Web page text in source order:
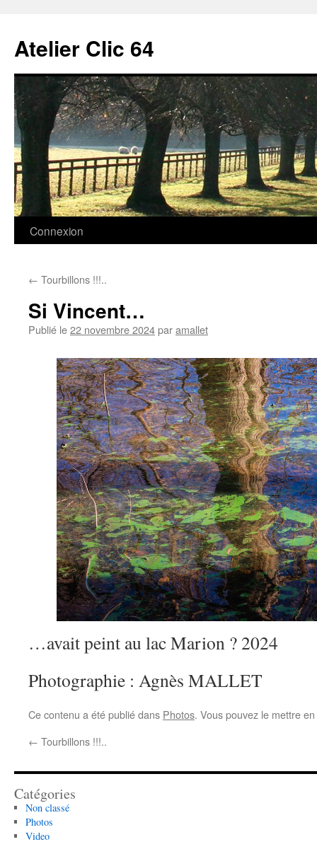
contenu
Atelier Clic 64
Connexion
← Tourbillons !!!..
Si Vincent…
Publié le22 novembre 2024paramallet
…avait peint au lac Marion ? 2024
Photographie : Agnès MALLET
Ce contenu a été publié dans Photos. Vous pouvez le mettre
← Tourbillons !!!..
Catégories
Non classé
Photos
Video